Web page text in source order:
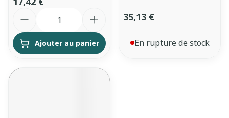
Ajouter au panier
35,13 €
En rupture de stock